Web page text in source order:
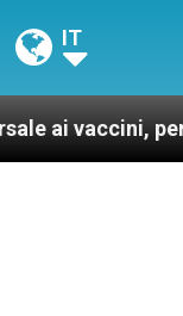
IT
per un mondo